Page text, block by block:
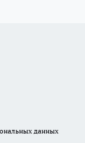
данных